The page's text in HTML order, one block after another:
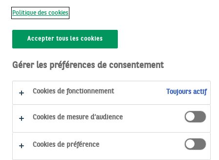
Filtrer votre recherche
JE VEUX :
Tout voir
Uniquement les articles
Uniquement les vidéos
SUR QUELS SUJETS :
FILTRER PAR :
Tout effacer
Informations de marché
Politique des cookies
Accepter tous les cookies
Gérer les préférences de consentement
Cookies de fonctionnement Toujours actif
Cookies de mesure d’audience
Cookies de préférence